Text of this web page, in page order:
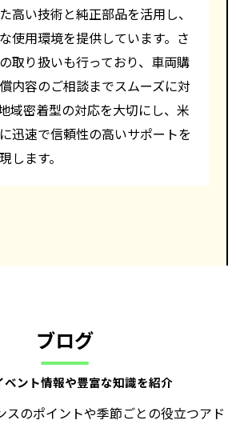
高い技術と純正部品を活用し、
使用環境を提供しています。さ
取り扱いも行っており、車両購
内容のご相談までスムーズに対
域密着型の対応を大切にし、米
迅速で信頼性の高いサポートを
します。
ベント情報や豊富な知識を紹介
ブログ
スのポイントや季節ごとの役立つアド